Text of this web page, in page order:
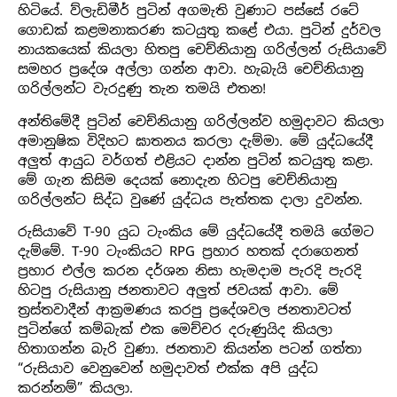
හිටියේ. ව්ලැඩිමීර් පුටින් අගමැති වුණාට පස්සේ රටේ
ගොඩක් කළමනාකරණ කටයුතු කළේ එයා. පුටින් දුර්වල
නායකයෙක් කියලා හිතපු චෙච්නියානු ගරිල්ලන් රුසියාවේ
සමහර ප්‍රදේශ අල්ලා ගන්න ආවා. හැබැයි චෙච්නියානු
ගරිල්ලන්ට වැරදුණු තැන තමයි එතන!
අන්තිමේදී පුටින් චෙච්නියානු ගරිල්ලන්ව හමුදාවට කියලා
අමානුෂික විදිහට ඝාතනය කරලා දැම්මා. මේ යුද්ධයේදී
අලුත් ආයුධ වර්ගත් එළියට දාන්න පුටින් කටයුතු කළා.
මේ ගැන කිසිම දෙයක් නොදැන හිටපු චෙච්නියානු
ගරිල්ලන්ට සිද්ධ වුණේ යුද්ධය පැත්තක දාලා දුවන්න.
රුසියාවේ T-90 යුධ ටැංකිය මේ යුද්ධයේදී තමයි ගේමට
දැම්මේ. T-90 ටැංකියට RPG ප්‍රහාර හතක් දරාගෙනත්
ප්‍රහාර එල්ල කරන දර්ශන නිසා හැමදාම පැරදි පැරදි
හිටපු රුසියානු ජනතාවට අලුත් ජවයක් ආවා. මේ
ත්‍රස්තවාදීන් ආක්‍රමණය කරපු ප්‍රදේශවල ජනතාවටත්
පුටින්ගේ කම්බැක් එක මෙච්චර දරුණුයිද කියලා
හිතාගන්න බැරි වුණා. ජනතාව කියන්න පටන් ගත්තා
“රුසියාව වෙනුවෙන් හමුදාවත් එක්ක අපි යුද්ධ
කරන්නම්” කියලා.